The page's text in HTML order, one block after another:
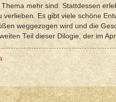
mehr sind. Stattdessen
verlieben. Es gibt viele schöne
weggezogen wird und die
Teil dieser Dilogie, der im